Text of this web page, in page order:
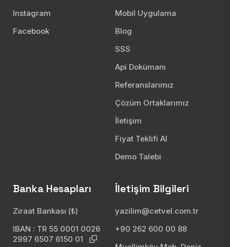
Instagram
Facebook
Mobil Uygulama
Blog
SSS
Api Dokümanı
Referanslarımız
Çözüm Ortaklarımız
İletişim
Fiyat Teklifi Al
Demo Talebi
Banka Hesapları
Ziraat Bankası (₺)
IBAN : TR 55 0001 0026
2997 6507 6150 01
İletişim Bilgileri
yazilim@cetvel.com.tr
+90 262 600 00 88